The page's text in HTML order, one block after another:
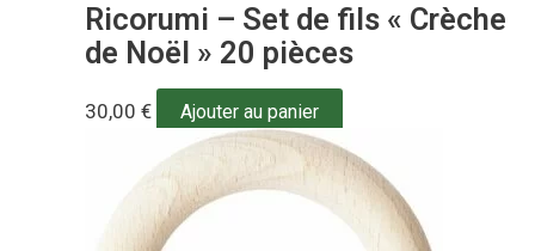
Ricorumi – Set de fils « Crèche
de Noël » 20 pièces
30,00 € Ajouter au panier